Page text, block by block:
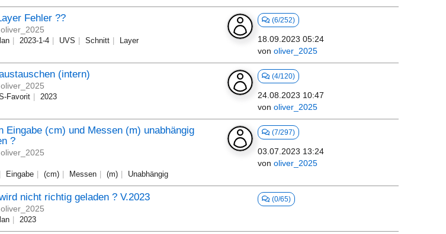
Fehler ??
oliver_2025
2023-1-4 UVS Schnitt Layer
(6/252)
18.09.2023 05:24
von oliver_2025
(intern)
oliver_2025
Favorit 2023
(4/120)
24.08.2023 10:47
von oliver_2025
Eingabe (cm) und Messen (m) unabhängig
?
oliver_2025
Eingabe (cm) Messen (m) Unabhängig
(7/297)
03.07.2023 13:24
von oliver_2025
nicht richtig geladen ? V.2023
oliver_2025
2023
(0/65)